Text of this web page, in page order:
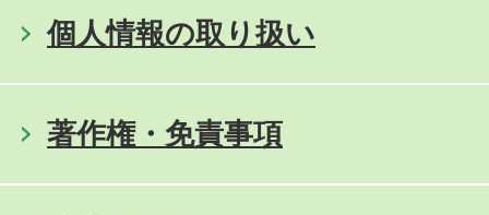
個人情報の取り扱い
著作権・免責事項